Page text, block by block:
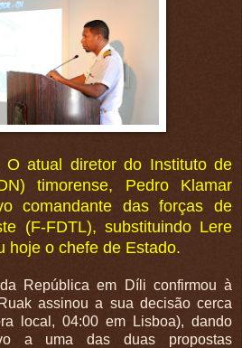
atual diretor do Instituto de
timorense, Pedro Klamar
comandante das forças de
(F-FDTL), substituindo Lere
hoje o chefe de Estado.
República em Díli confirmou à
assinou a sua decisão cerca
local, 04:00 em Lisboa), dando
a uma das duas propostas